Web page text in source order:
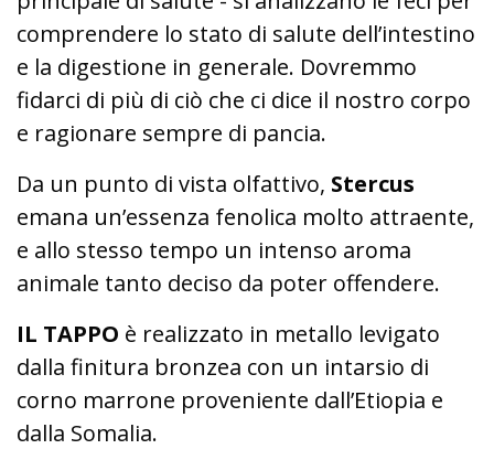
comprendere lo stato di salute dell’intestino
e la digestione in generale. Dovremmo
fidarci di più di ciò che ci dice il nostro corpo
e ragionare sempre di pancia.
Da un punto di vista olfattivo, Stercus
emana un’essenza fenolica molto attraente,
e allo stesso tempo un intenso aroma
animale tanto deciso da poter offendere.
IL TAPPO è realizzato in metallo levigato
dalla finitura bronzea con un intarsio di
corno marrone proveniente dall’Etiopia e
dalla Somalia.